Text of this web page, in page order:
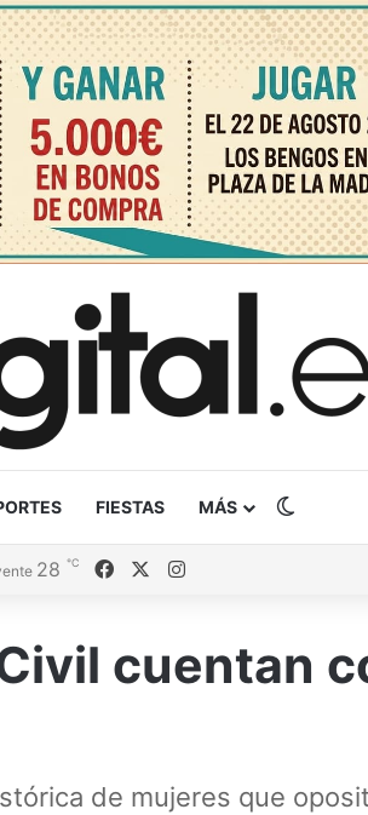
FIESTAS MÁS
28 ℃ FacebookInstagram
cuentan
de mujeres que